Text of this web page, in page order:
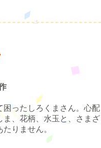
困ったしろくまさん。心
ま、花柄、水玉と、さま
りません。